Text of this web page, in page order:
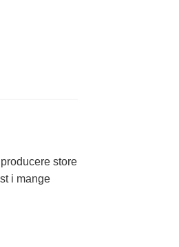
store
i mange